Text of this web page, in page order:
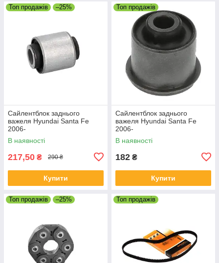
Топ продажів –25%
Сайлентблок заднього
важеля Hyundai Santa Fe
2006-
В наявності
217,50 ₴ 290 ₴
Купити
Топ продажів
Сайлентблок заднього
важеля Hyundai Santa Fe
2006-
В наявності
182 ₴
Купити
Топ продажів –25% Топ продажів